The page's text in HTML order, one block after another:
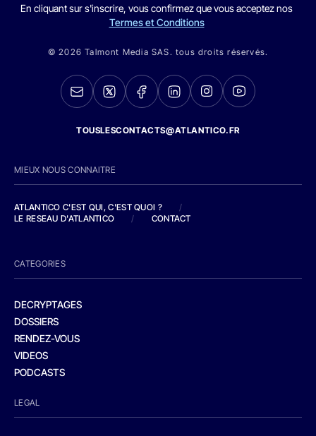
En cliquant sur s'inscrire, vous confirmez que vous acceptez nos
Termes et Conditions
© 2026 Talmont Media SAS. tous droits réservés.
TOUSLESCONTACTS@ATLANTICO.FR
MIEUX NOUS CONNAITRE
ATLANTICO C'EST QUI, C'EST QUOI ?
/
LE RESEAU D'ATLANTICO
/ CONTACT
CATEGORIES
DECRYPTAGES
DOSSIERS
RENDEZ-VOUS
VIDEOS
PODCASTS
LEGAL